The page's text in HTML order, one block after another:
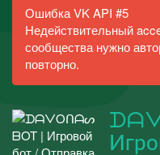
Ошибка VK API #5
Недействительный
сообщества нужно
повторно.